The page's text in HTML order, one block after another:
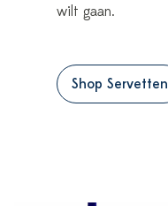
wilt gaan.
Shop Servetten